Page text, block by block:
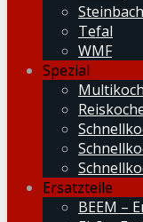
Steinbach
Tefal
WMF
Spezial
Ersatzteile
BEEM –